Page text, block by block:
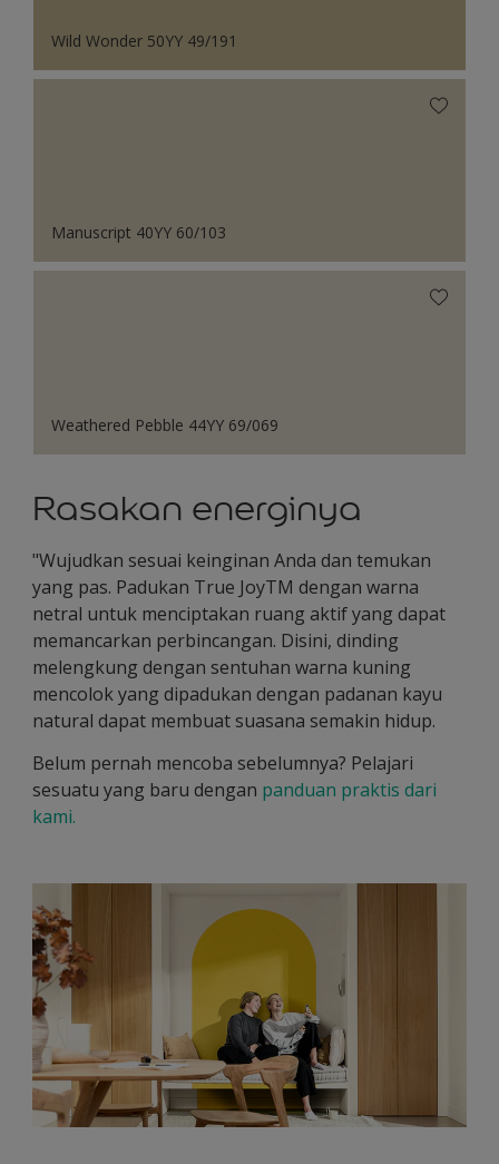
Wild Wonder 50YY 49/191
Manuscript 40YY 60/103
Weathered Pebble 44YY 69/069
Rasakan energinya
"Wujudkan sesuai keinginan Anda dan temukan
yang pas. Padukan True JoyTM dengan warna
netral untuk menciptakan ruang aktif yang dapat
memancarkan perbincangan. Disini, dinding
melengkung dengan sentuhan warna kuning
mencolok yang dipadukan dengan padanan kayu
natural dapat membuat suasana semakin hidup.
Belum pernah mencoba sebelumnya? Pelajari
sesuatu yang baru dengan panduan praktis dari
kami.